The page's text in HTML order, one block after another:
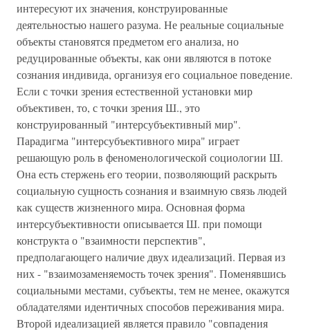
интересуют их значения, конструированные
деятельностью нашего разума. Не реальные социальные
объекты становятся предметом его анализа, но
редуцированные объекты, как они являются в потоке
сознания индивида, организуя его социальное поведение.
Если с точки зрения естественной установки мир
объективен, то, с точки зрения Ш., это
конструированный "интерсубъективный мир".
Парадигма "интерсубъективного мира" играет
решающую роль в феноменологической социологии Ш.
Она есть стержень его теории, позволяющий раскрыть
социальную сущность сознания и взаимную связь людей
как существ жизненного мира. Основная форма
интерсубъективности описывается Ш. при помощи
конструкта о "взаимности перспектив",
предполагающего наличие двух идеализаций. Первая из
них - "взаимозаменяемость точек зрения". Поменявшись
социальными местами, субъекты, тем не менее, окажутся
обладателями идентичных способов переживания мира.
Второй идеализацией является правило "совпадения